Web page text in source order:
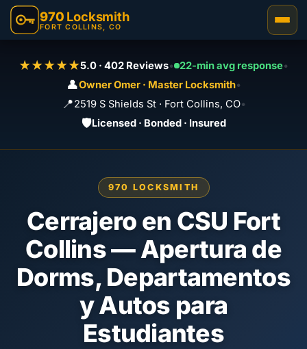
970 Locksmith
FORT COLLINS, CO
★★★★★5.0 · 402 Reviews• 22-min avg response•
👤Owner Omer · Master Locksmith•
📍2519 S Shields St · Fort Collins, CO•
🛡️Licensed · Bonded · Insured
970 LOCKSMITH
Cerrajero en CSU Fort
Collins — Apertura de
Dorms, Departamentos
y Autos para
Estudiantes